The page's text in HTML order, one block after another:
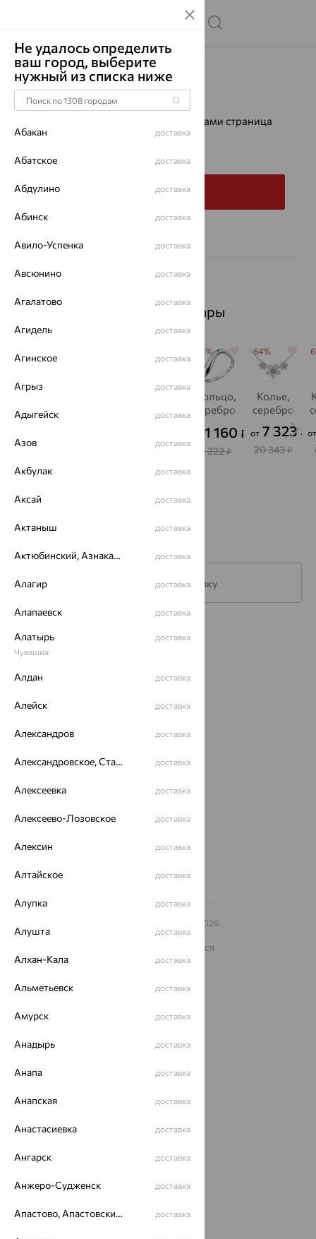
Главная Каталог
Ошибка 404
К сожалению, запрашиваемая вами страница
не найдена.
На главную
Популярные товары
Серьги,
серебро,
фианит
3 110
фианит
3 256
64%
Кольцо,
серебро,
1 160 ₽
3 222₽
64%
Колье,
серебро
от 7 323₽
20 343₽
Подписаться на рассылку
Каталог
Акции
Покупателям
О нас
Магазины и доставкаг. Липецк
еще 3
Другие города
Заказать звонок
– 2026
Архив акций
Карта сайта
На информационном ресурсе применяются
рекомендательные технологии
Политика конфеденциальности
Разработка сайта —
Не удалось определить
ваш город, выберите
нужный из списка ниже
Абакан доставка
Абатское доставка
Абдулино доставка
Абинск доставка
Авило-Успенка доставка
Авсюнино доставка
Агалатово доставка
Агидель доставка
Агинское доставка
Агрыз доставка
Адыгейск доставка
Азов доставка
Акбулак доставка
Аксай доставка
Актаныш доставка
Актюбинский, Азнакаевский район доставка
Алагир доставка
Алапаевск доставка
Алатырь
Чувашия
доставка
Алдан доставка
Алейск доставка
Александров доставка
Александровское, Ставропольский край доставка
Алексеевка доставка
Алексеево-Лозовское доставка
Алексин доставка
Алтайское доставка
Алупка доставка
Алушта доставка
Алхан-Кала доставка
Альметьевск доставка
Амурск доставка
Анадырь доставка
Анапа доставка
Анапская доставка
Анастасиевка доставка
Ангарск доставка
Анжеро-Судженск доставка
Апастово, Апастовский район доставка